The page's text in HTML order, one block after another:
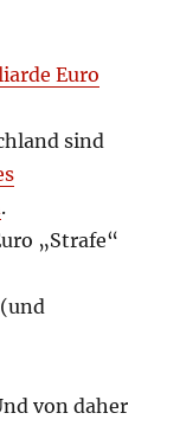
Euro
sind
.
„Strafe“
von daher